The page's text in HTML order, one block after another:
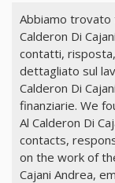
Abbiamo trovato
Calderon Di
contatti,
dettagliato sul
Calderon Di
finanziarie. We
Al Calderon Di
contacts,
on the work of
Cajani Andrea,